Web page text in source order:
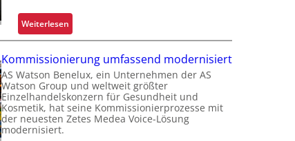
e
i
e
n
k
o
m
Weiterlesen:
K
r
a
g
a
r
m
Kommissionierung umfassend modernisiert
AS Watson Benelux, ein Unternehmen der AS
Watson Group und weltweit größter
Einzelhandelskonzern für Gesundheit und
Kosmetik, hat seine Kommissionierprozesse mit
der neuesten Zetes Medea Voice-Lösung
modernisiert.